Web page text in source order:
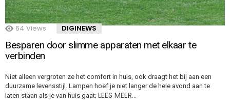
64 Views DIGINEWS
Besparen door slimme apparaten met elkaar te
verbinden
Niet alleen vergroten ze het comfort in huis, ook draagt het bij aan een
duurzame levensstijl. Lampen hoef je niet langer de hele avond aan te
laten staan als je van huis gaat; LEES MEER…